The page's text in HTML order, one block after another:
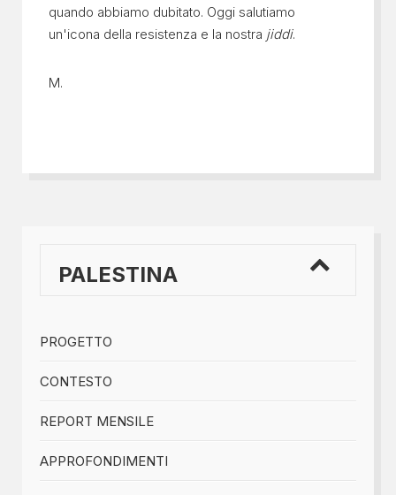
quando abbiamo dubitato. Oggi salutiamo
un'icona della resistenza e la nostra jiddi.
M.
PALESTINA
PROGETTO
CONTESTO
REPORT MENSILE
APPROFONDIMENTI